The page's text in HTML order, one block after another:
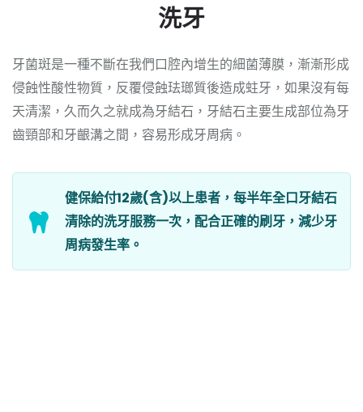
洗牙
牙菌斑是一種不斷在我們口腔內增生的細菌薄膜，漸漸形成
侵蝕性酸性物質，反覆侵蝕珐瑯質後造成蛀牙，如果沒有每
天清潔，久而久之就成為牙結石，牙結石主要生成部位為牙
齒頸部和牙齦溝之間，容易形成牙周病。
健保給付12歲(含)以上患者，每半年全口牙結石
清除的洗牙服務一次，配合正確的刷牙，減少牙
周病發生率。